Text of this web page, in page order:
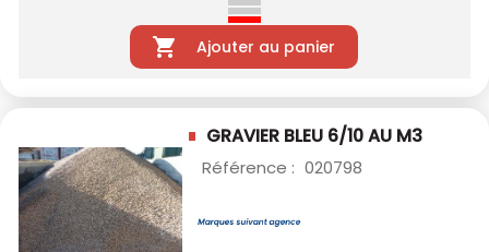
Ajouter au panier
GRAVIER BLEU 6/10 AU M3
Référence : 020798